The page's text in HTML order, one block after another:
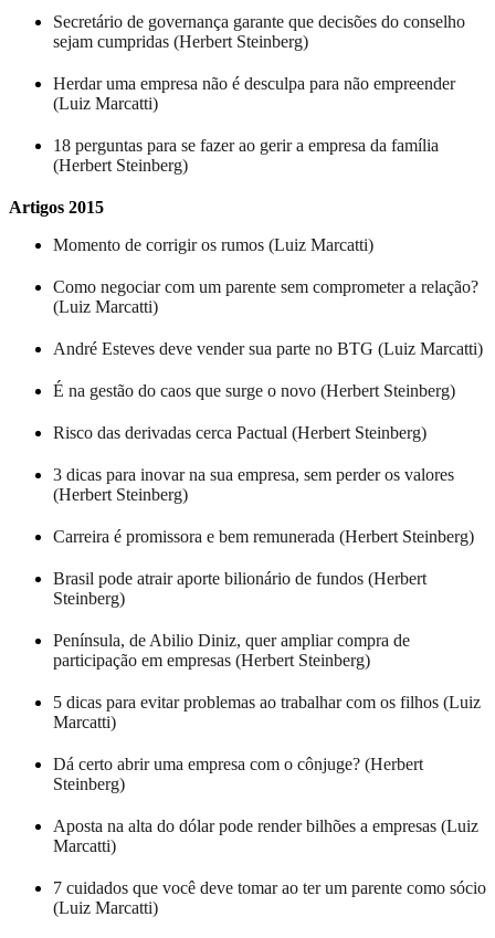
Secretário de governança garante que decisões do conselho
sejam cumpridas (Herbert Steinberg)
Herdar uma empresa não é desculpa para não empreender
(Luiz Marcatti)
18 perguntas para se fazer ao gerir a empresa da família
(Herbert Steinberg)
Artigos 2015
Momento de corrigir os rumos (Luiz Marcatti)
Como negociar com um parente sem comprometer a relação?
(Luiz Marcatti)
André Esteves deve vender sua parte no BTG (Luiz Marcatti)
É na gestão do caos que surge o novo (Herbert Steinberg)
Risco das derivadas cerca Pactual (Herbert Steinberg)
3 dicas para inovar na sua empresa, sem perder os valores
(Herbert Steinberg)
Carreira é promissora e bem remunerada (Herbert Steinberg)
Brasil pode atrair aporte bilionário de fundos (Herbert
Steinberg)
Península, de Abilio Diniz, quer ampliar compra de
participação em empresas (Herbert Steinberg)
5 dicas para evitar problemas ao trabalhar com os filhos (Luiz
Marcatti)
Dá certo abrir uma empresa com o cônjuge? (Herbert
Steinberg)
Aposta na alta do dólar pode render bilhões a empresas (Luiz
Marcatti)
7 cuidados que você deve tomar ao ter um parente como sócio
(Luiz Marcatti)